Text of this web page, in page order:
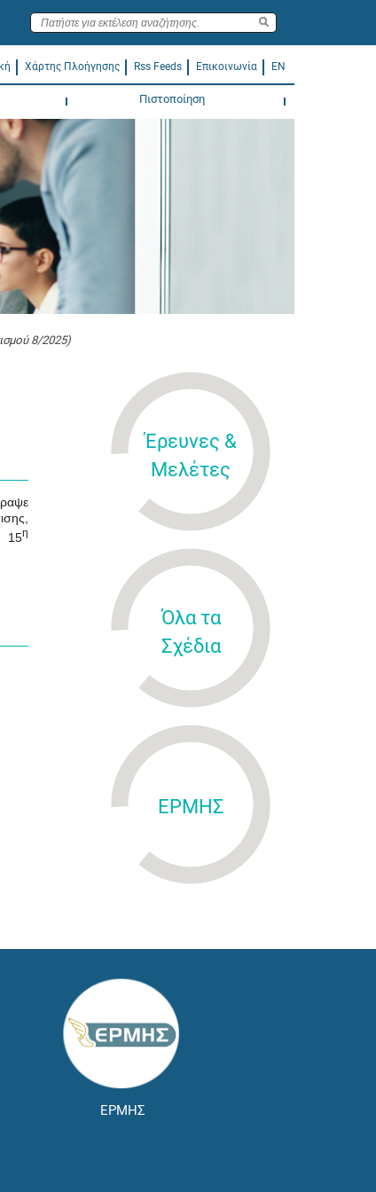
Χάρτης Πλοήγησης Rss Feeds Επικοινωνία EN
Πιστοποίηση
8/2025)
15η
Έρευνες &
Μελέτες
Όλα τα
Σχέδια
ΕΡΜΗΣ
ΕΡΜΗΣ